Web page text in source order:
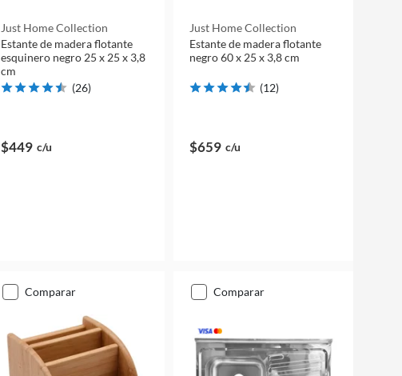
Just Home Collection
Estante de madera flotante
esquinero negro 25 x 25 x 3,8
cm
(26)
$449 c/u
Just Home Collection
Estante de madera flotante
negro 60 x 25 x 3,8 cm
(12)
$659 c/u
comparar comparar